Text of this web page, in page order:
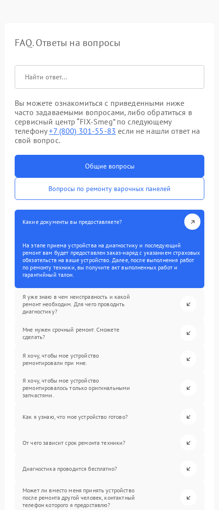
FAQ. Ответы на вопросы
Вы можете ознакомиться с приведенными ниже
часто задаваемыми вопросами, либо обратиться в
сервисный центр “FIX-Smeg” по следующему
телефону+7 (800) 301-55-83 если не нашли ответ на
свой вопрос.
Общие вопросы
Вопросы по ремонту варочных панелей
Какие документы вы предоставляете?
На этапе приема устройства на диагностику и последующий
ремонт вам будет предоставлен заказ-наряд с указанием страховых
обязательств на ваше устройство. Далее, после выполнения работ
по ремонту техники, вы получите акт выполненных работ и
гарантийный талон.
Я уже знаю в чем неисправность и какой
ремонт необходим. Для чего проводить
диагностику?
Мне нужен срочный ремонт. Сможете
сделать?
Я хочу, чтобы мое устройство
ремонтировали при мне.
Я хочу, чтобы мое устройство
ремонтировалось только оригинальными
запчастями.
Как я узнаю, что мое устройство готово?
От чего зависит срок ремонта техники?
Диагностика проводится бесплатно?
Может ли вместо меня принять устройство
после ремонта другой человек, контактный
телефон которого я предоставлю?